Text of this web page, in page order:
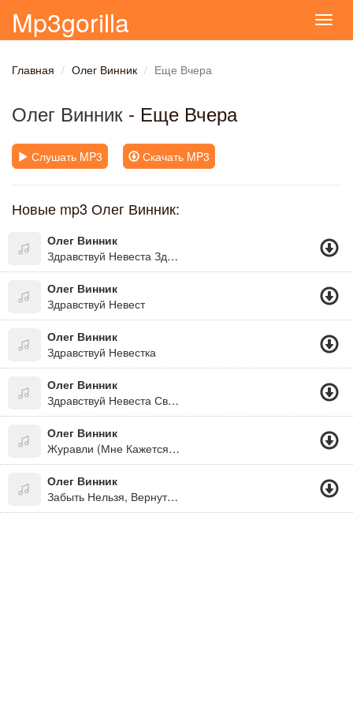
Mp3gorilla
Главная Олег Винник Еще Вчера
Олег Винник - Еще Вчера
Слушать MP3 Скачать MP3
Новые mp3 Олег Винник:
Олег Винник
Здравствуй Невеста Здраствуй Красива
Олег Винник
Здравствуй Невест
Олег Винник
Здравствуй Невестка
Олег Винник
Здравствуй Невеста Свадьба
Олег Винник
Журавли (Мне Кажется Порою,что Солдаты..)
Олег Винник
Забыть Нельзя, Вернуться Невозможно